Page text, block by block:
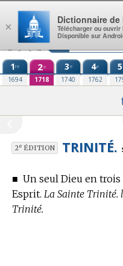
Aller au contenu
1re
1694
2e
1718
3e
1740
4e
1762
5
2eÉDITION TRINITÉ.
■ Un seul Dieu en trois
Esprit. La Sainte Trinité.
Trinité.
×
Dictionnaire de
Télécharger ou ouvrir
Disponible sur